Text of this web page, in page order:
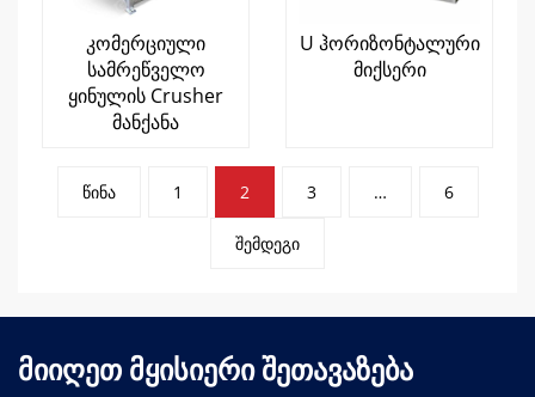
კომერციული
სამრეწველო
ყინულის Crusher
მანქანა
U ჰორიზონტალური
მიქსერი
პაგინაცია
წინა 1 2 3 … 6
შემდეგი
მიიღეთ მყისიერი შეთავაზება